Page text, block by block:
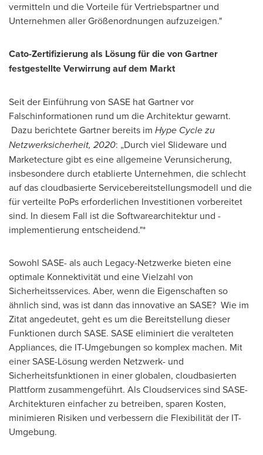
vermitteln und die Vorteile für Vertriebspartner und
Unternehmen aller Größenordnungen aufzuzeigen."
Cato-Zertifizierung als Lösung für die von Gartner
festgestellte Verwirrung auf dem Markt
Seit der Einführung von SASE hat Gartner vor
Falschinformationen rund um die Architektur gewarnt.
Dazu berichtete Gartner bereits im Hype Cycle zu
Netzwerksicherheit, 2020: „Durch viel Slideware und
Marketecture gibt es eine allgemeine Verunsicherung,
insbesondere durch etablierte Unternehmen, die schlecht
auf das cloudbasierte Servicebereitstellungsmodell und die
für verteilte PoPs erforderlichen Investitionen vorbereitet
sind. In diesem Fall ist die Softwarearchitektur und -
implementierung entscheidend."*
Sowohl SASE- als auch Legacy-Netzwerke bieten eine
optimale Konnektivität und eine Vielzahl von
Sicherheitsservices. Aber, wenn die Eigenschaften so
ähnlich sind, was ist dann das innovative an SASE? Wie im
Zitat angedeutet, geht es um die Bereitstellung dieser
Funktionen durch SASE. SASE eliminiert die veralteten
Appliances, die IT-Umgebungen so komplex machen. Mit
einer SASE-Lösung werden Netzwerk- und
Sicherheitsfunktionen in einer globalen, cloudbasierten
Plattform zusammengeführt. Als Cloudservices sind SASE-
Architekturen einfacher zu betreiben, sparen Kosten,
minimieren Risiken und verbessern die Flexibilität der IT-
Umgebung.